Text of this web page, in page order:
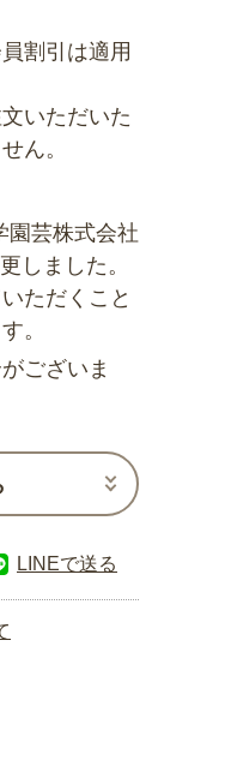
割引は適用
いただいた
ん。
芸株式会社
しました。
ただくこと
。
ございま
LINEで送る